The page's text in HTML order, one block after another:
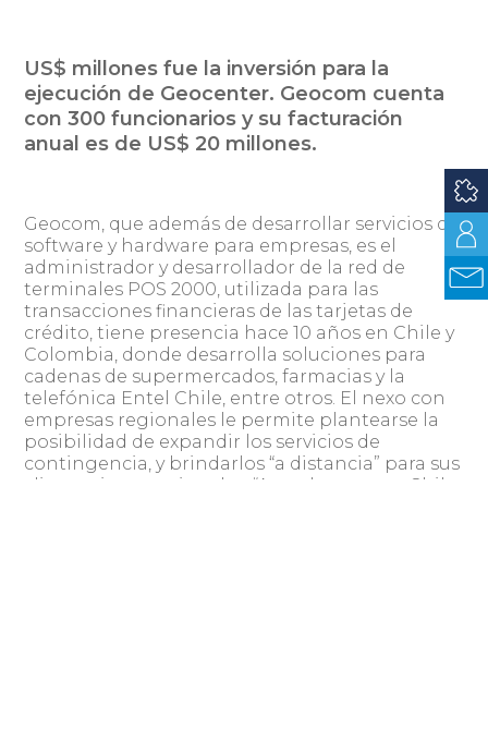
US$ millones fue la inversión para la
ejecución de Geocenter. Geocom cuenta
con 300 funcionarios y su facturación
anual es de US$ 20 millones.
Geocom, que además de desarrollar servicios de
software y hardware para empresas, es el
administrador y desarrollador de la red de
terminales POS 2000, utilizada para las
transacciones financieras de las tarjetas de
crédito, tiene presencia hace 10 años en Chile y
Colombia, donde desarrolla soluciones para
cadenas de supermercados, farmacias y la
telefónica Entel Chile, entre otros. El nexo con
empresas regionales le permite plantearse la
posibilidad de expandir los servicios de
contingencia, y brindarlos “a distancia” para sus
clientes internacionales. “Actualmente en Chile